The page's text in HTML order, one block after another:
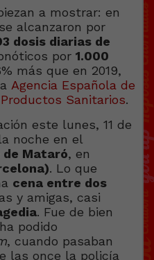
a mostrar: en
alcanzaron por
dosis diarias de
por 1.000
más que en 2019,
Agencia Española de
Sanitarios.
este lunes, 11 de
noche en el
de Mataró, en
. Lo que
cena entre dos
y amigas, casi
. Fue de bien
podido
, cuando pasaban
las once la policía